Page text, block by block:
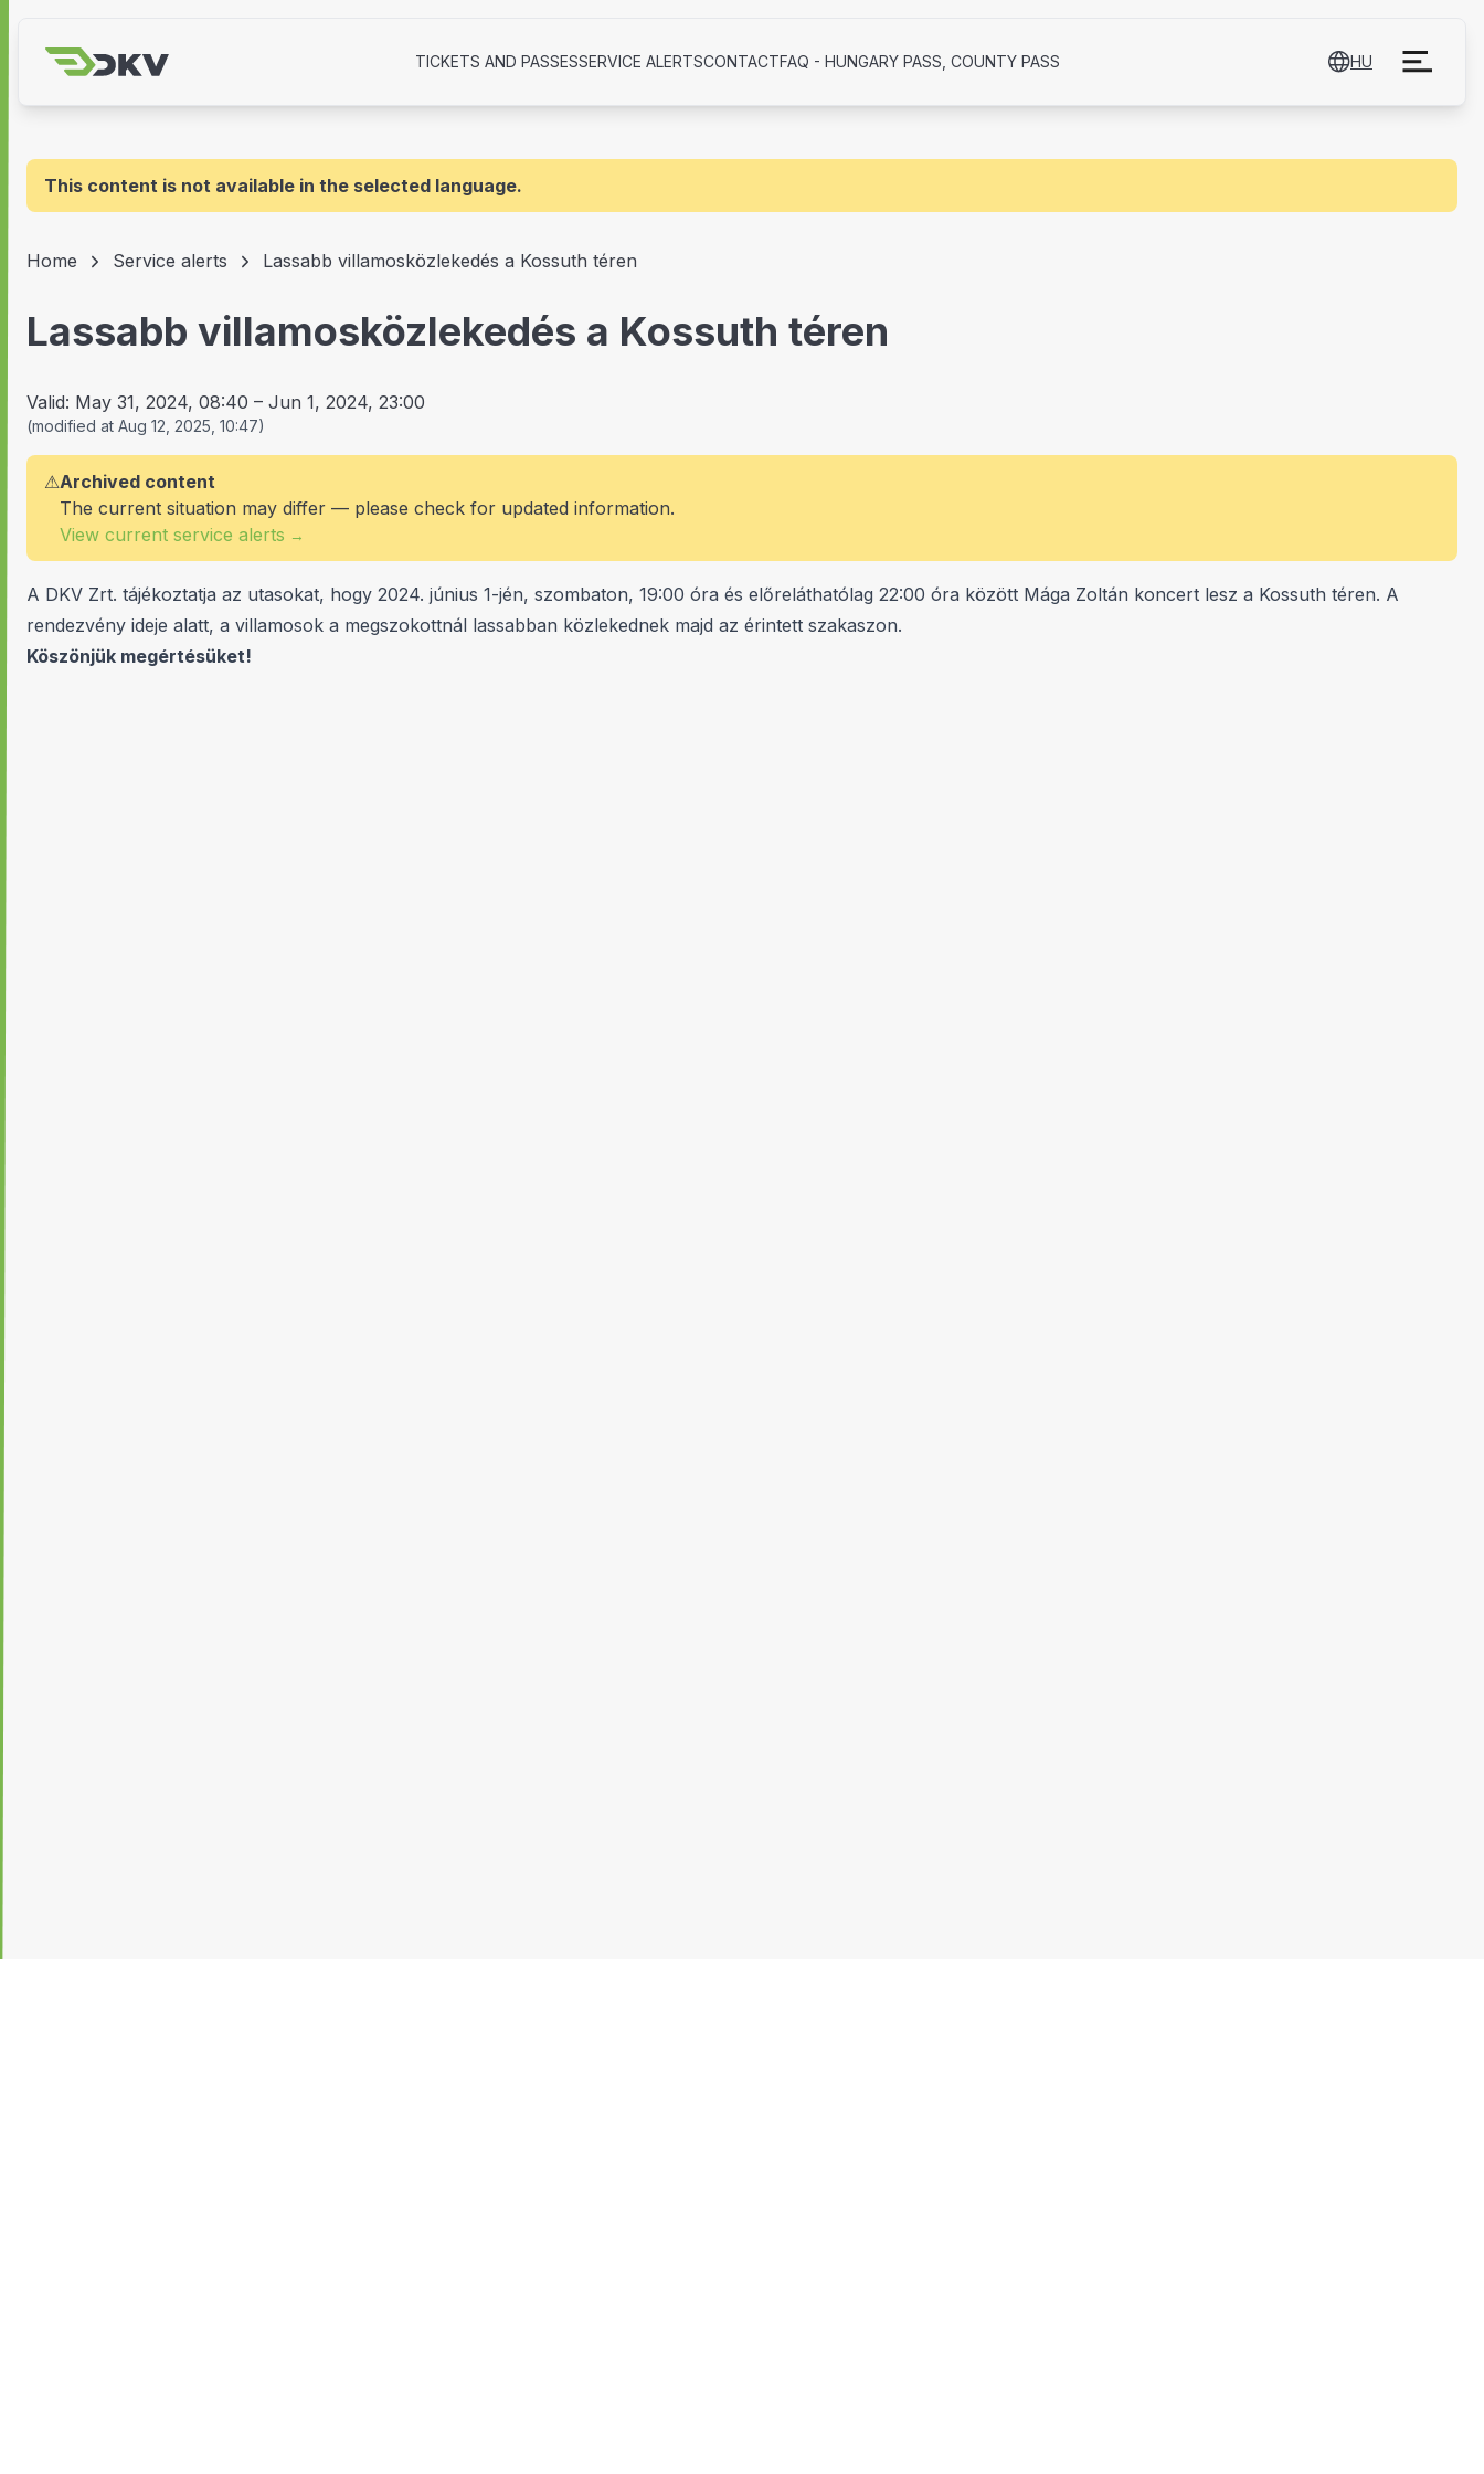
TICKETS AND PASSESSERVICE ALERTSCONTACTFAQ - HUNGARY PASS, COUNTY PASS HU
This content is not available in the selected language.
Home Service alerts Lassabb villamosközlekedés a Kossuth téren
Lassabb villamosközlekedés a Kossuth téren
Valid: May 31, 2024, 08:40 – Jun 1, 2024, 23:00
(modified at Aug 12, 2025, 10:47)
⚠Archived content
The current situation may differ — please check for updated information.
View current service alerts →
A DKV Zrt. tájékoztatja az utasokat, hogy 2024. június 1-jén, szombaton, 19:00 óra és előreláthatólag 22:00 óra között Mága Zoltán koncert lesz a Kossuth téren. A
rendezvény ideje alatt, a villamosok a megszokottnál lassabban közlekednek majd az érintett szakaszon.
Köszönjük megértésüket!